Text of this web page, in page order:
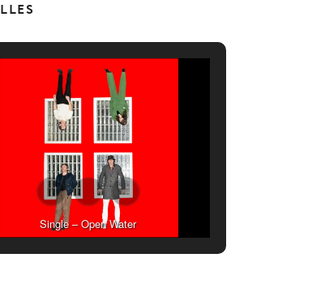
Single – Open Water